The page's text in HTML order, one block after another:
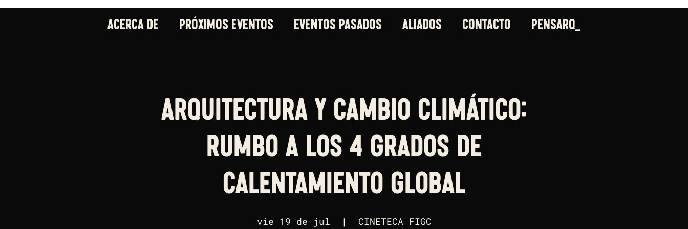
CONTACTO
ALIADOS
EVENTOS PASADOS
PRÓXIMOS EVENTOS
ACERCA DE
Arquitectura y Cambio Climático:
Rumbo a los 4 grados de
calentamiento Global
vie 19 de jul
  |
CINETECA FIGC